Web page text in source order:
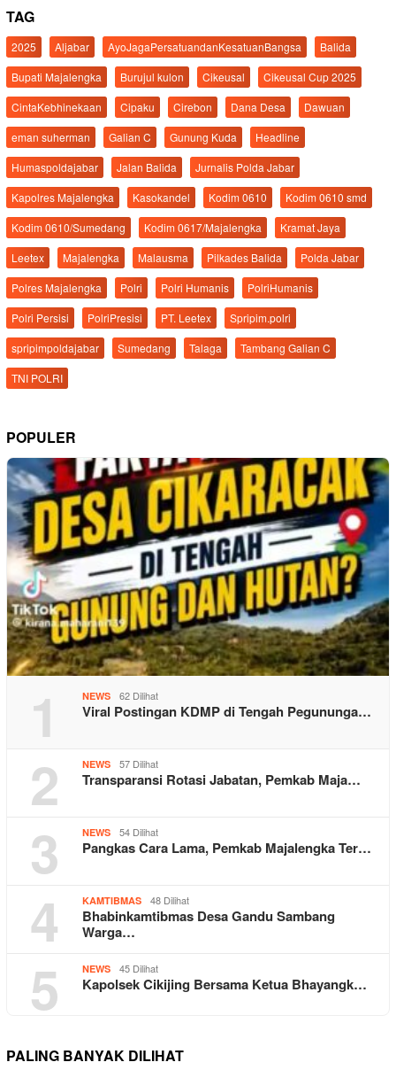
TAG
2025 Aljabar AyoJagaPersatuandanKesatuanBangsa
Balida
Bupati Majalengka
Burujul kulon Cikeusal
Cikeusal Cup 2025
CintaKebhinekaan
Cipaku Cirebon Dana Desa
Dawuan
eman suherman
Galian C Gunung Kuda
Headline
Humaspoldajabar
Jalan Balida
Jurnalis Polda Jabar
Kapolres Majalengka
Kasokandel Kodim 0610
Kodim 0610 smd
Kodim 0610/Sumedang
Kodim 0617/Majalengka
Kramat Jaya
Leetex
Majalengka Malausma Pilkades Balida
Polda Jabar
Polres Majalengka
Polri Polri Humanis
PolriHumanis
Polri Persisi
PolriPresisi PT. Leetex
Spripim.polri
spripimpoldajabar
Sumedang Talaga
Tambang Galian C
TNI POLRI
POPULER
1 NEWS 62 Dilihat
Viral Postingan KDMP di Tengah Pegununga…
2 NEWS 57 Dilihat
Transparansi Rotasi Jabatan, Pemkab Maja…
3 NEWS 54 Dilihat
Pangkas Cara Lama, Pemkab Majalengka Ter…
4 KAMTIBMAS 48 Dilihat
Bhabinkamtibmas Desa Gandu Sambang
Warga…
5 NEWS 45 Dilihat
Kapolsek Cikijing Bersama Ketua Bhayangk…
PALING BANYAK DILIHAT